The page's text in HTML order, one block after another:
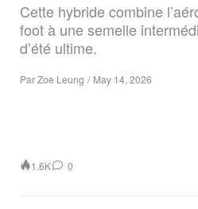
Cette hybride combine
foot à une semelle
d’été ultime.
ParZoe Leung / May 14, 2026
1.6K 0